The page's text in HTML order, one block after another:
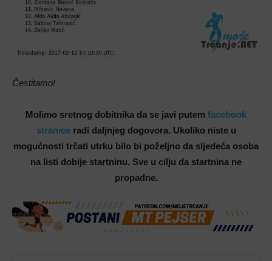
Čestitamo!
Molimo sretnog dobitnika da se javi putem facebook
stranice radi daljnjeg dogovora. Ukoliko niste u
mogućnosti trčati utrku bilo bi poželjno da sljedeća osoba
na listi dobije startninu. Sve u cilju da startnina ne
propadne.